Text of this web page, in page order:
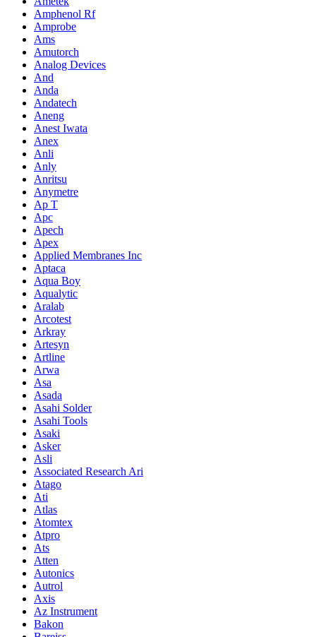
Amphenol Rf
Amprobe
Ams
Amutorch
Analog Devices
And
Anda
Andatech
Aneng
Anest Iwata
Anex
Anli
Anly
Anritsu
Anymetre
Ap T
Apc
Apech
Apex
Applied Membranes Inc
Aptaca
Aqua Boy
Aqualytic
Aralab
Arcotest
Arkray
Artesyn
Artline
Arwa
Asa
Asada
Asahi Solder
Asahi Tools
Asaki
Asker
Asli
Associated Research Ari
Atago
Ati
Atlas
Atomtex
Atpro
Ats
Atten
Autonics
Autrol
Axis
Az Instrument
Bakon